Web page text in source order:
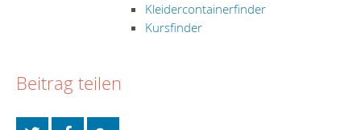
Kleidercontainerfinder
Kursfinder
Beitrag teilen